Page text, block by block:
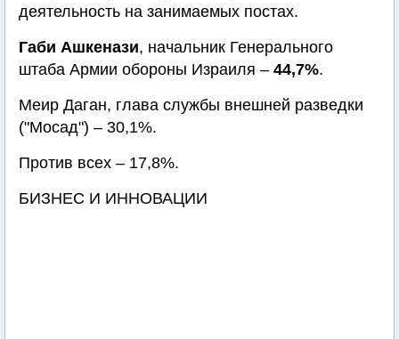
деятельность на занимаемых постах.
Габи Ашкенази, начальник Генерального
штаба Армии обороны Израиля – 44,7%.
Меир Даган, глава службы внешней разведки
("Мосад") – 30,1%.
Против всех – 17,8%.
БИЗНЕС И ИННОВАЦИИ